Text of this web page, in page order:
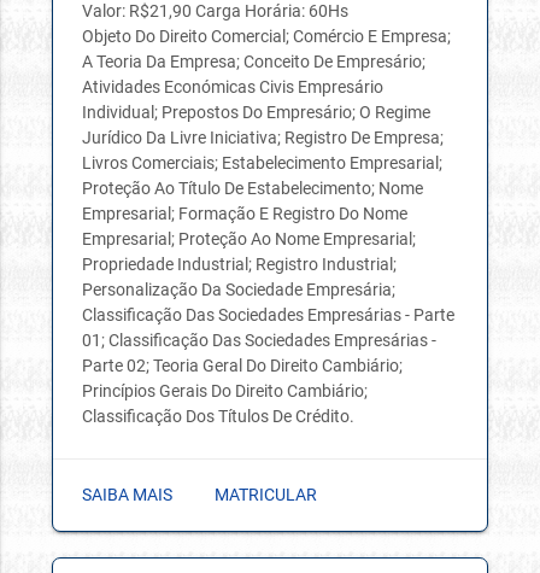
Valor: R$21,90 Carga Horária: 60Hs
Objeto Do Direito Comercial; Comércio E Empresa;
A Teoria Da Empresa; Conceito De Empresário;
Atividades Económicas Civis Empresário
Individual; Prepostos Do Empresário; O Regime
Jurídico Da Livre Iniciativa; Registro De Empresa;
Livros Comerciais; Estabelecimento Empresarial;
Proteção Ao Título De Estabelecimento; Nome
Empresarial; Formação E Registro Do Nome
Empresarial; Proteção Ao Nome Empresarial;
Propriedade Industrial; Registro Industrial;
Personalização Da Sociedade Empresária;
Classificação Das Sociedades Empresárias - Parte
01; Classificação Das Sociedades Empresárias -
Parte 02; Teoria Geral Do Direito Cambiário;
Princípios Gerais Do Direito Cambiário;
Classificação Dos Títulos De Crédito.
SAIBA MAIS MATRICULAR